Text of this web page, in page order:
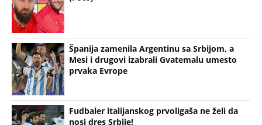
Španija zamenila Argentinu sa Srbijom, a
Mesi i drugovi izabrali Gvatemalu umesto
prvaka Evrope
Fudbaler italijanskog prvoligaša ne želi da
nosi dres Srbije!